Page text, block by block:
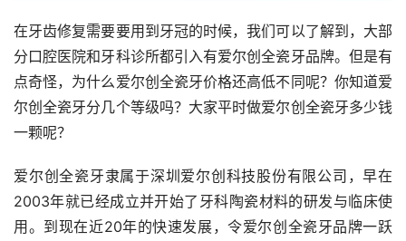
在牙齿修复需要要用到牙冠的时候，我们可以了解到，大部
分口腔医院和牙科诊所都引入有爱尔创全瓷牙品牌。但是有
点奇怪，为什么爱尔创全瓷牙价格还高低不同呢？你知道爱
尔创全瓷牙分几个等级吗？大家平时做爱尔创全瓷牙多少钱
一颗呢？
爱尔创全瓷牙隶属于深圳爱尔创科技股份有限公司，早在
2003年就已经成立并开始了牙科陶瓷材料的研发与临床使
用。到现在近20年的快速发展，令爱尔创全瓷牙品牌一跃